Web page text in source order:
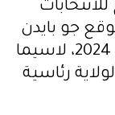
جو بايدن
عبر الدعوة إلى مساندته في العام 2024، لاسيما
رئاسية